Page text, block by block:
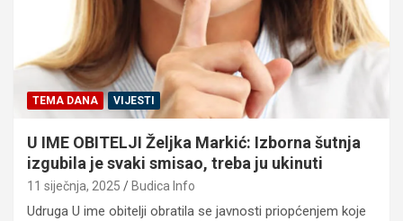
TEMA DANA VIJESTI
U IME OBITELJI Željka Markić: Izborna šutnja
izgubila je svaki smisao, treba ju ukinuti
11 siječnja, 2025 Budica Info
Udruga U ime obitelji obratila se javnosti priopćenjem koje